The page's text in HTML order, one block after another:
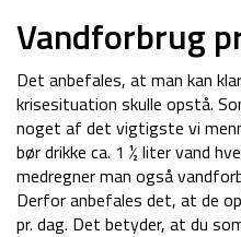
Vandforbrug
Det anbefales, at man kan
krisesituation skulle opstå.
noget af det vigtigste vi
bør drikke ca. 1 ½ liter vand
medregner man også
Derfor anbefales det, at de
pr. dag. Det betyder, at du